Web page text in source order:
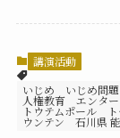
講演活動
いじめ いじめ
人権教育 エンタ
トウテムポール
ウンテン 石川県